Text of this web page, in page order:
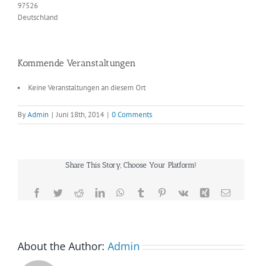
97526
Deutschland
Kommende Veranstaltungen
Keine Veranstaltungen an diesem Ort
ByAdmin | Juni 18th, 2014 | 0 Comments
Share This Story, Choose Your Platform!
Facebook
TwitterRedditLinkedInWhatsApp
TumblrPinterest
Vk Xing Email
About the Author: Admin